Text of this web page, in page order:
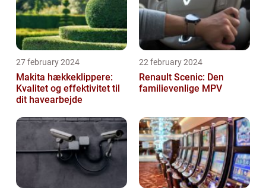
27 february 2024
Makita hækkeklippere:
Kvalitet og effektivitet til
dit havearbejde
22 february 2024
Renault Scenic: Den
familievenlige MPV